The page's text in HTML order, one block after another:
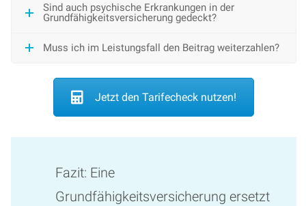
Sind auch psychische Erkrankungen in der
Grundfähigkeitsversicherung gedeckt?
Muss ich im Leistungsfall den Beitrag weiterzahlen?
Jetzt den Tarifecheck nutzen!
Fazit: Eine
Grundfähigkeitsversicherung ersetzt